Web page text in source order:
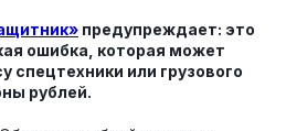
предупреждает: это
ошибка, которая может
спецтехники или грузового
рублей.